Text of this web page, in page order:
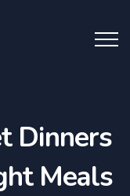
Dinners
Meals